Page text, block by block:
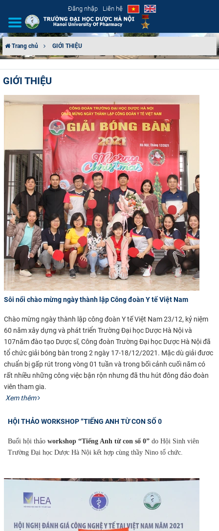
Đăng nhập Liên hệ
CƠ CẤU TỔ CHỨC
TUYỂN SINH
ĐÀO TẠO
ĐẢM BẢO CHẤT LƯỢNG
KHOA HỌC CÔNG NGHỆ
HTQT
CỰU NGƯỜI HỌC
Trang chủ GIỚI THIỆU
GIỚI THIỆU
Sôi nổi chào mừng ngày thành lập Công đoàn Y tế Việt Nam
Chào mừng ngày thành lập công đoàn Y tế Việt Nam 23/12, kỷ niệm
60 năm xâydựng và phát triểnTrường Đại học Dược Hà Nội và
107năm đào tạo Dược sĩ, Công đoànTrường Đại học Dược Hà Nội đã
tổ chức giải bóng bàn trong 2 ngày 17-18/12/2021. Mặc dù giải đươc
chuẩn bị gấp rút trong vòng 01 tuần và trong bối cảnh cuối năm có
rất nhiều những công việc bận rộn nhưng đã thu hút đông đảo đoàn
viên tham gia.
Xem thêm
HỘI THẢO WORKSHOP “TIẾNG ANH TỪ CON SỐ 0
Buổi hội thảoworkshop “Tiếng Anh từ con số 0”do Hội Sinh viên
Trường Đại học Dược Hà Nội kết hợp cùng thầy Nino tổ chức.